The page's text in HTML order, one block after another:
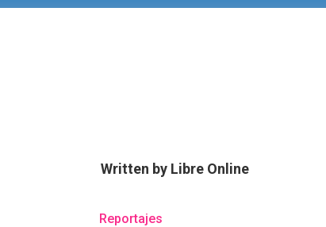
Written by Libre Online
Reportajes